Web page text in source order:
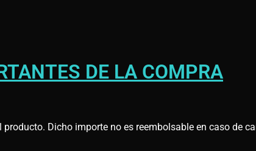
DE LA COMPRA
Dicho importe no es reembolsable en caso de